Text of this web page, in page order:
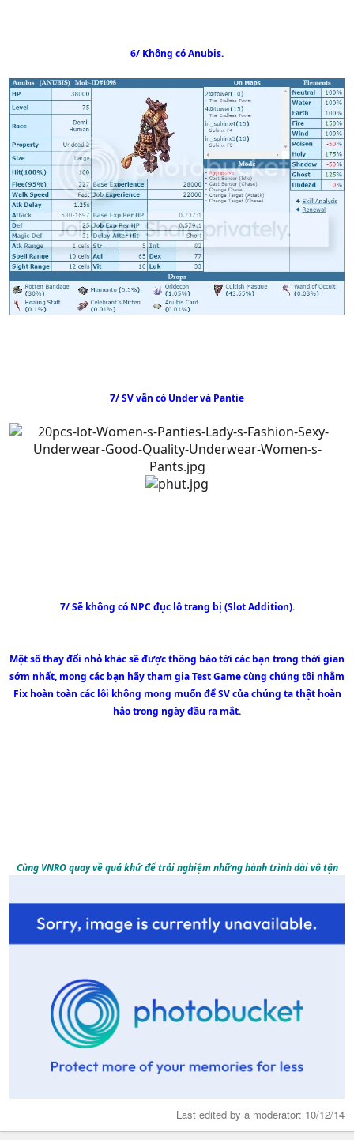
6/ Không có Anubis.
7/ SV vẫn có Under và Pantie
7/ Sẽ không có NPC đục lỗ trang bị (Slot Addition).
Một số thay đổi nhỏ khác sẽ được thông báo tới các bạn trong thời gian
sớm nhất, mong các bạn hãy tham gia Test Game cùng chúng tôi nhằm
Fix hoàn toàn các lỗi không mong muốn để SV của chúng ta thật hoàn
hảo trong ngày đầu ra mắt.
Cùng VNRO quay về quá khứ để trải nghiệm những hành trình dài vô tận
Last edited by a moderator: 10/12/14